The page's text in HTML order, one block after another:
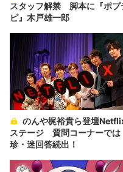
スタッフ解禁 脚本に『ポプ
ピ』木戸雄一郎
ステージ 質問コーナーでは
珍・迷回答続出！